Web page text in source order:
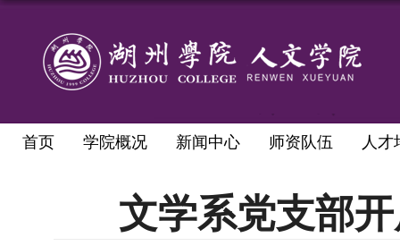
首页 学院概况 新闻中心 师资队伍 人才
文学系党支部